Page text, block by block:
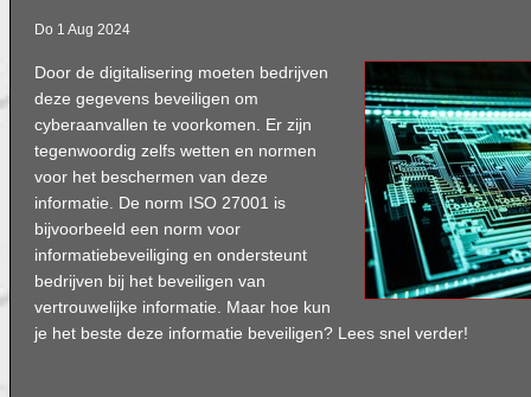
Do 1 Aug 2024
Door de digitalisering moeten bedrijven
deze gegevens beveiligen om
cyberaanvallen te voorkomen. Er zijn
tegenwoordig zelfs wetten en normen
voor het beschermen van deze
informatie. De norm ISO 27001 is
bijvoorbeeld een norm voor
informatiebeveiliging en ondersteunt
bedrijven bij het beveiligen van
vertrouwelijke informatie. Maar hoe kun
je het beste deze informatie beveiligen? Lees snel verder!